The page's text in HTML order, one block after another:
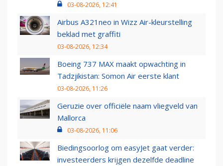
03-08-2026, 12:41
Airbus A321neo in Wizz Air-kleurstelling
beklad met graffiti
03-08-2026, 12:34
Boeing 737 MAX maakt opwachting in
Tadzjikistan: Somon Air eerste klant
03-08-2026, 11:26
Geruzie over officiële naam vliegveld van
Mallorca
03-08-2026, 11:06
Biedingsoorlog om easyJet gaat verder:
investeerders krijgen dezelfde deadline